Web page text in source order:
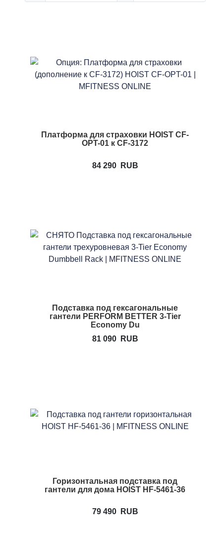
Платформа для страховки HOIST CF-
OPT-01 к CF-3172
84 290 RUB
Подставка под гексагональные
гантели PERFORM BETTER 3-Tier
Economy Du
81 090
RUB
Горизонтальная подставка под
гантели для дома HOIST HF-5461-36
79 490 RUB